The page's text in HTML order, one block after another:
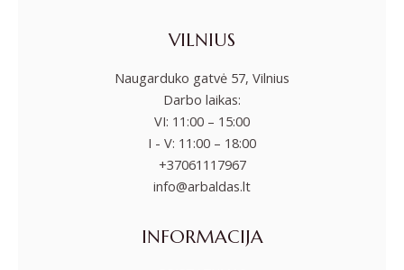
VILNIUS
Naugarduko gatvė 57, Vilnius
Darbo laikas:
VI: 11:00 – 15:00
I - V: 11:00 – 18:00
+37061117967
info@arbaldas.lt
INFORMACIJA